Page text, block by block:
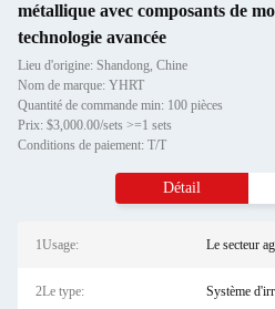
métallique avec composants de
technologie avancée
Lieu d'origine: Shandong, Chine
Nom de marque: YHRT
Quantité de commande min: 100 pièces
Prix: $3,000.00/sets >=1 sets
Conditions de paiement: T/T
Détail
1Usage: Le secteur
2Le type: Système